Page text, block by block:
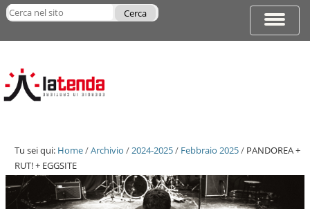
Salta
ai
|
navigazione
Espandi
di
Cerca nel sito
avanzata…
Tu sei qui: Home/Archivio /2024-2025/ Febbraio 2025/ PANDOREA +
RUT! + EGGSITE